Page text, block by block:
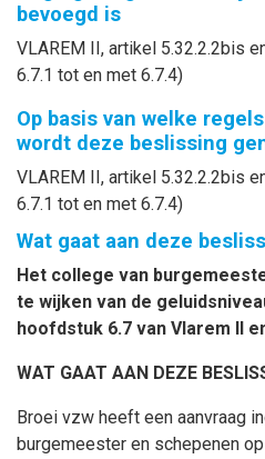
bevoegd is
VLAREM II, artikel 5.32.2.2bis
6.7.1 tot en met 6.7.4)
Op basis van welke
wordt deze beslissing
VLAREM II, artikel 5.32.2.2bis
6.7.1 tot en met 6.7.4)
Wat gaat aan deze
Het college van
te wijken van de
hoofdstuk 6.7 van Vlarem II
WAT GAAT AAN DEZE
Broei vzw heeft een aanvraag
burgemeester en schepenen